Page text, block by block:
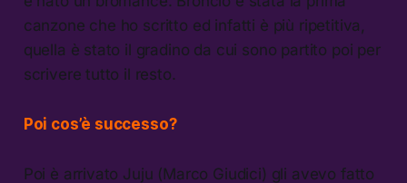
canzone che ho scritto ed infatti è più ripetitiva,
quella è stato il gradino da cui sono partito poi per
scrivere tutto il resto.
Poi cos’è successo?
Poi è arrivato Juju (Marco Giudici) gli avevo fatto